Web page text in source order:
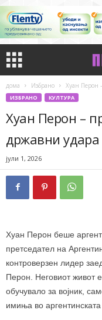
дома Избрано Хуан Перон
ИЗБРАНО КУЛТУРА
Хуан Перон –
државни
јули 1, 2026
Хуан Перон беше
претседател на
контроверзен лидер
Перон. Неговиот живот
обучувало за војник,
имиња во аргентинската